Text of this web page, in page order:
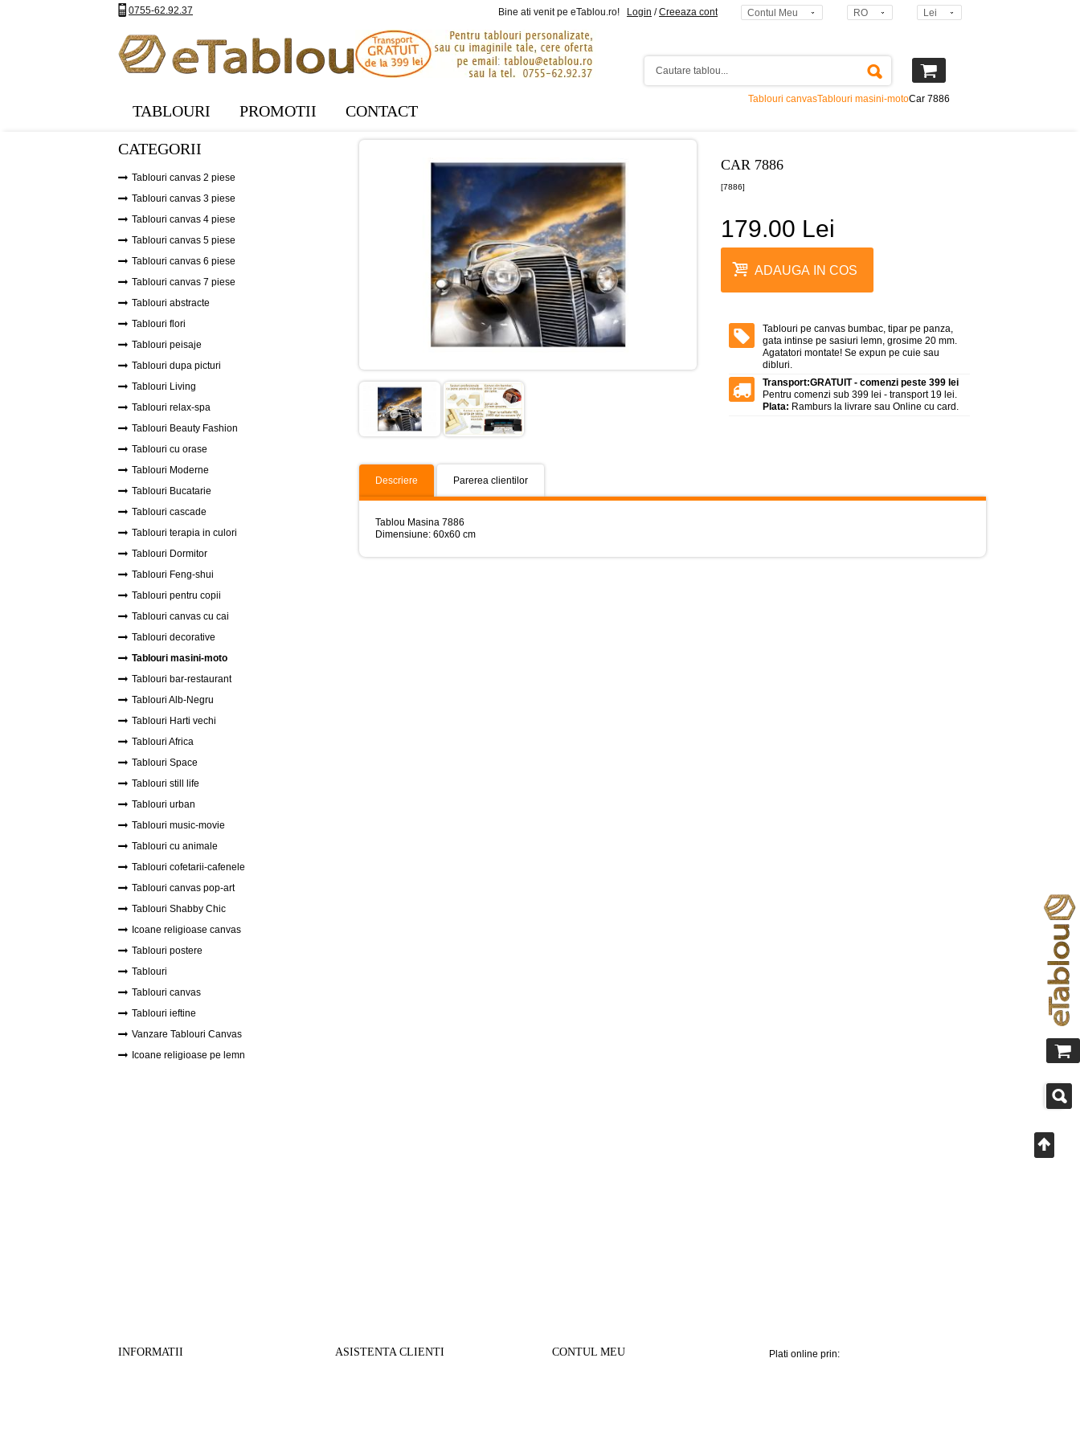
0755-62.92.37 Bine ati venit pe eTablou.ro! Login /Creeaza cont Contul Meu RO Lei
TABLOURI PROMOTII CONTACT
Tablouri canvasTablouri masini-motoCar 7886
CAR 7886
[7886]
179.00 Lei
ADAUGA IN COS
Tablouri pe canvas bumbac, tipar pe panza,
gata intinse pe sasiuri lemn, grosime 20 mm.
Agatatori montate! Se expun pe cuie sau
dibluri.
Transport:GRATUIT - comenzi peste 399 lei
Pentru comenzi sub 399 lei - transport 19 lei.
Plata: Ramburs la livrare sau Online cu card.
Descriere Parerea clientilor
Tablou Masina 7886
Dimensiune: 60x60 cm
CATEGORII
Tablouri canvas 2 piese
Tablouri canvas 3 piese
Tablouri canvas 4 piese
Tablouri canvas 5 piese
Tablouri canvas 6 piese
Tablouri canvas 7 piese
Tablouri abstracte
Tablouri flori
Tablouri peisaje
Tablouri dupa picturi
Tablouri Living
Tablouri relax-spa
Tablouri Beauty Fashion
Tablouri cu orase
Tablouri Moderne
Tablouri Bucatarie
Tablouri cascade
Tablouri terapia in culori
Tablouri Dormitor
Tablouri Feng-shui
Tablouri pentru copii
Tablouri canvas cu cai
Tablouri decorative
Tablouri masini-moto
Tablouri bar-restaurant
Tablouri Alb-Negru
Tablouri Harti vechi
Tablouri Africa
Tablouri Space
Tablouri still life
Tablouri urban
Tablouri music-movie
Tablouri cu animale
Tablouri cofetarii-cafenele
Tablouri canvas pop-art
Tablouri Shabby Chic
Icoane religioase canvas
Tablouri postere
Tablouri
Tablouri canvas
Tablouri ieftine
Vanzare Tablouri Canvas
Icoane religioase pe lemn
INFORMATII ASISTENTA CLIENTI CONTUL MEU Plati online prin: